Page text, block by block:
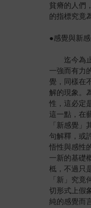
貧瘠的人們
的指標究竟
●感覺與新
迄今為止
一強而有力
覺，同樣在
解的現象。
性，這必定
這一點，在
「新感覺
句解釋，或
悟性與感性
一新的基礎
柢，不過只
「新」究
切形式上假
純的感覺而